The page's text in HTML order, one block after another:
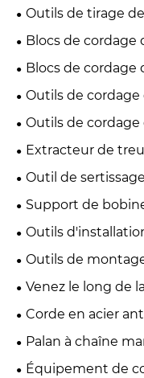
Outils de tirage
Blocs de
Blocs de cordage
Outils de
Outils de
Extracteur de
Outil de
Support de
Outils
Outils de
Venez le long de
Corde en acier
Palan à chaîne
Équipement de